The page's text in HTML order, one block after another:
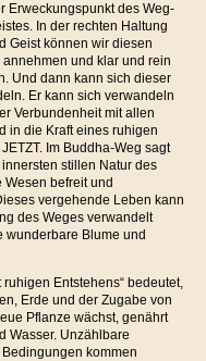
Erweckungspunkt des Weg-
In der rechten Haltung
Geist können wir diesen
und klar und rein
Und dann kann sich dieser
Er kann sich verwandeln
Verbundenheit mit allen
in die Kraft eines ruhigen
Im Buddha-Weg sagt
stillen Natur des
befreit und
vergehende Leben kann
des Weges verwandelt
wunderbare Blume und
ruhigen Entstehens“ bedeutet,
Erde und der Zugabe von
Pflanze wächst, genährt
Wasser. Unzählbare
kommen